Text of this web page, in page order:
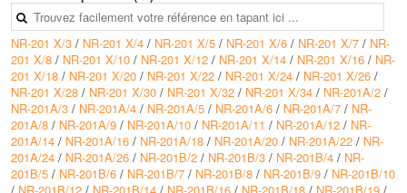
agressifs
Avantages
• Très large plage de fonctionnement avec débits jusqu'à 120 m3/h et
hauteurs jusqu'à 782 m selon les versions
• Utilisation de matériaux résistants à l'usure tels que l'acier inoxydable
AISI431 et la fonte EN-GJL-250
• Bague de contre-butée et bagues de guidage en caoutchouc anti-usure
pour une fiabilité accrue
• Version standard avec sortie filetée 3 pouces G et clapet de retenue
intégré
NR-201 X/3 / NR-201 X/4 / NR-201 X/5 / NR-201 X/6 / NR-201 X/7 / NR-
201 X/8 / NR-201 X/10 / NR-201 X/12 / NR-201 X/14 / NR-201 X/16 / NR-
201 X/18 / NR-201 X/20 / NR-201 X/22 / NR-201 X/24 / NR-201 X/26 /
NR-201 X/28 / NR-201 X/30 / NR-201 X/32 / NR-201 X/34 / NR-201A/2 /
NR-201A/3 / NR-201A/4 / NR-201A/5 / NR-201A/6 / NR-201A/7 / NR-
201A/8 / NR-201A/9 / NR-201A/10 / NR-201A/11 / NR-201A/12 / NR-
201A/14 / NR-201A/16 / NR-201A/18 / NR-201A/20 / NR-201A/22 / NR-
201A/24 / NR-201A/26 / NR-201B/2 / NR-201B/3 / NR-201B/4 / NR-
201B/5 / NR-201B/6 / NR-201B/7 / NR-201B/8 / NR-201B/9 / NR-201B/10